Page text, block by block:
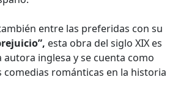
entre las preferidas con su
esta obra del siglo XIX es
autora inglesa y se cuenta como
comedias románticas en la historia